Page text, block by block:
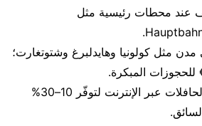
يتوقف عند محطات رئيسية مثل
مثل كولونيا وهايدلبرغ وشتوتغارت؛
: احجز تذاكر الحافلات عبر الإنترنت لتوفّر 10–30%